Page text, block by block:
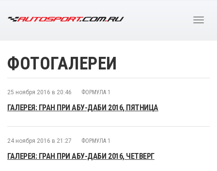
ФОТОГАЛЕРЕИ
25 ноября 2016 в 20:46 ФОРМУЛА 1
ГАЛЕРЕЯ: ГРАН ПРИ АБУ-ДАБИ 2016, ПЯТНИЦА
24 ноября 2016 в 21:27 ФОРМУЛА 1
ГАЛЕРЕЯ: ГРАН ПРИ АБУ-ДАБИ 2016, ЧЕТВЕРГ